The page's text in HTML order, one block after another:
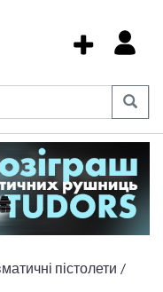
пістолети